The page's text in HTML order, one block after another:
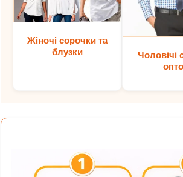
Жіночі сорочки та
блузки
Чоловічі